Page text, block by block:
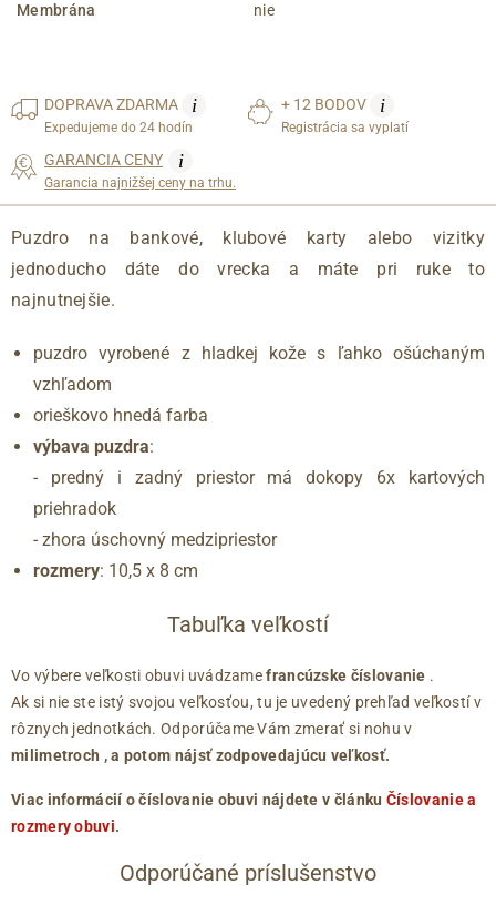
Membrána nie
DOPRAVAZDARMA i
Expedujeme do 24 hodín
+ 12 BODOV i
Registrácia sa vyplatí
GARANCIA CENY i
Garancia najnižšej ceny na trhu.
Puzdro na bankové, klubové karty alebo vizitky
jednoducho dáte do vrecka a máte pri ruke to
najnutnejšie.
puzdro vyrobené z hladkej kože s ľahko ošúchaným
vzhľadom
orieškovo hnedá farba
výbava puzdra:
- predný i zadný priestor má dokopy 6x kartových
priehradok
- zhora úschovný medzipriestor
rozmery: 10,5 x 8 cm
Tabuľka veľkostí
Vo výbere veľkosti obuvi uvádzamefrancúzske číslovanie .
Ak si nie ste istý svojou veľkosťou, tu je uvedený prehľad veľkostí v
rôznych jednotkách. Odporúčame Vám zmerať si nohu v
milimetroch , a potom nájsť zodpovedajúcu veľkosť.
Viac informácií o číslovanie obuvi nájdete v článku Číslovanie a
rozmery obuvi.
Odporúčané príslušenstvo